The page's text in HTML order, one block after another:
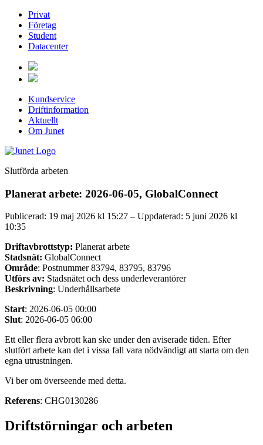
Privat
Företag
Student
Datacenter
Kundservice
Driftinformation
Aktuellt
Om Junet
Slutförda arbeten
Planerat arbete: 2026-06-05, GlobalConnect
Publicerad: 19 maj 2026 kl 15:27 – Uppdaterad: 5 juni 2026 kl
10:35
Driftavbrottstyp: Planerat arbete
Stadsnät: GlobalConnect
Område: Postnummer 83794, 83795, 83796
Utförs av: Stadsnätet och dess underleverantörer
Beskrivning: Underhållsarbete
Start: 2026-06-05 00:00
Slut: 2026-06-05 06:00
Ett eller flera avbrott kan ske under den aviserade tiden. Efter
slutfört arbete kan det i vissa fall vara nödvändigt att starta om den
egna utrustningen.
Vi ber om överseende med detta.
Referens: CHG0130286
Driftstörningar och arbeten